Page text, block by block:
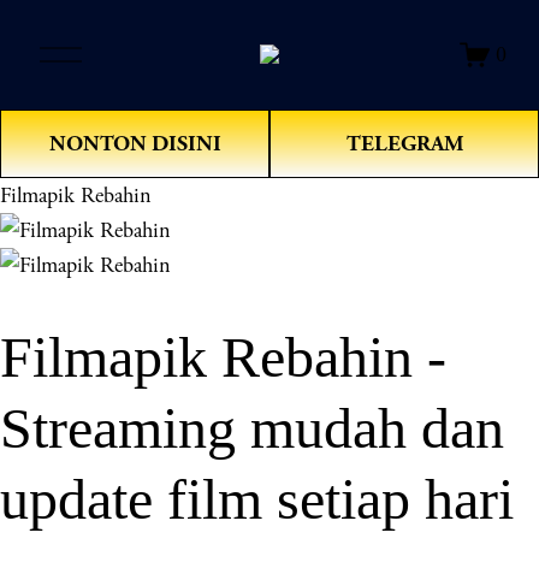
e
n
M
e
u
0
NONTON DISINI TELEGRAM
Filmapik Rebahin
Filmapik Rebahin -
Streaming mudah dan
update film setiap hari